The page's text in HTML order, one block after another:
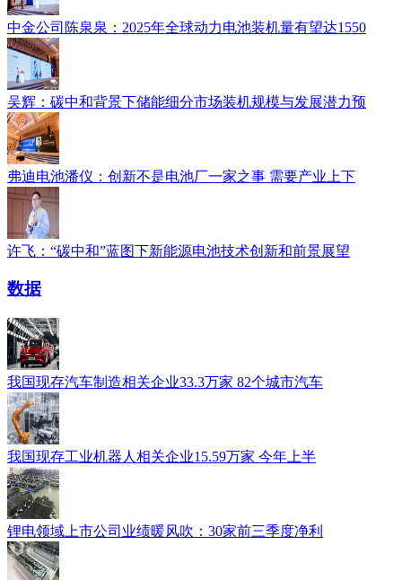
中金公司陈泉泉：2025年全球动力电池装机量有望达1550
吴辉：碳中和背景下储能细分市场装机规模与发展潜力预
弗迪电池潘仪：创新不是电池厂一家之事 需要产业上下
许飞：“碳中和”蓝图下新能源电池技术创新和前景展望
数据
我国现存汽车制造相关企业33.3万家 82个城市汽车
我国现存工业机器人相关企业15.59万家 今年上半
锂电领域上市公司业绩暖风吹：30家前三季度净利